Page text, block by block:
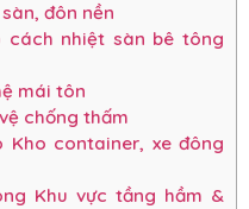
đôn nền
cách nhiệt sàn bê tông
mái tôn
chống thấm
Kho container, xe đông
Khu vực tầng hầm &